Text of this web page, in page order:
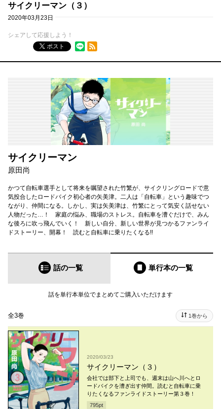
サイクリーマン（３）
2020年03月23日
シェアして応援しよう！
ポスト
RSSフィード
サイクリーマン
原田尚
かつて自転車選手として将来を嘱望された竹繁が、サイクリングロードで意
気投合したロードバイク初心者の矢美津。二人は「自転車」という趣味でつ
ながり、仲間になる。しかし、実は矢美津は、竹繁にとって気安く話せない
人物だった…！ 家庭の悩み、職場のストレス。自転車を漕ぐだけで、みん
な後ろに吹っ飛んでいく！ 新しい自分、新しい世界が見つかるファンライ
ドストーリー、開幕！ 読むと自転車に乗りたくなる!!
話の一覧 単行本の一覧
話を単行本単位でまとめてご購入いただけます
全3巻 1巻から
2020/03/23
サイクリーマン（３）
会社では部下と上司でも、週末は山へ川へとロ
ードバイクを漕ぎ出す仲間。読むと自転車に乗
りたくなるファンライドストーリー第３巻！
795pt